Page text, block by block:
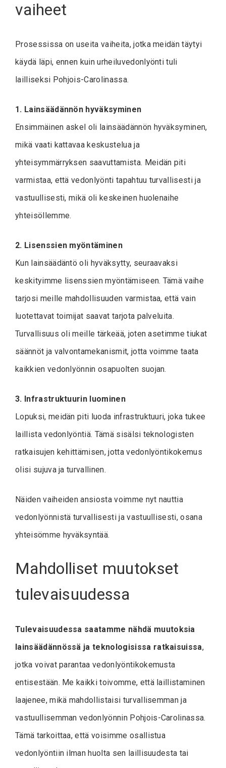
vaiheet
Prosessissa on useita vaiheita, jotka meidän täytyi
käydä läpi, ennen kuin urheiluvedonlyönti tuli
lailliseksi Pohjois-Carolinassa.
1. Lainsäädännön hyväksyminen
Ensimmäinen askel oli lainsäädännön hyväksyminen,
mikä vaati kattavaa keskustelua ja
yhteisymmärryksen saavuttamista. Meidän piti
varmistaa, että vedonlyönti tapahtuu turvallisesti ja
vastuullisesti, mikä oli keskeinen huolenaihe
yhteisöllemme.
2. Lisenssien myöntäminen
Kun lainsäädäntö oli hyväksytty, seuraavaksi
keskityimme lisenssien myöntämiseen. Tämä vaihe
tarjosi meille mahdollisuuden varmistaa, että vain
luotettavat toimijat saavat tarjota palveluita.
Turvallisuus oli meille tärkeää, joten asetimme tiukat
säännöt ja valvontamekanismit, jotta voimme taata
kaikkien vedonlyönnin osapuolten suojan.
3. Infrastruktuurin luominen
Lopuksi, meidän piti luoda infrastruktuuri, joka tukee
laillista vedonlyöntiä. Tämä sisälsi teknologisten
ratkaisujen kehittämisen, jotta vedonlyöntikokemus
olisi sujuva ja turvallinen.
Näiden vaiheiden ansiosta voimme nyt nauttia
vedonlyönnistä turvallisesti ja vastuullisesti, osana
yhteisömme hyväksyntää.
Mahdolliset muutokset
tulevaisuudessa
Tulevaisuudessa saatamme nähdä muutoksia
lainsäädännössä ja teknologisissa ratkaisuissa,
jotka voivat parantaa vedonlyöntikokemusta
entisestään. Me kaikki toivomme, että laillistaminen
laajenee, mikä mahdollistaisi turvallisemman ja
vastuullisemman vedonlyönnin Pohjois-Carolinassa.
Tämä tarkoittaa, että voisimme osallistua
vedonlyöntiin ilman huolta sen laillisuudesta tai